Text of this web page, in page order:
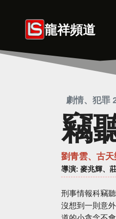
龍祥頻道
劇情、犯罪
竊
劉青雲、古
導演: 麥兆輝、
刑事情報科竊
沒想到一則意